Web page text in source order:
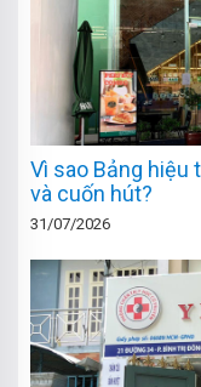
Vì sao Bảng hiệu
và cuốn hút?
31/07/2026